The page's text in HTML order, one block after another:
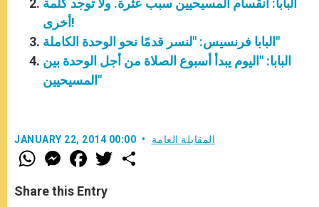
البابا: انقسام المسيحيين سبب عثرة. ولا توجد كلمة
أخرى!
البابا فرنسيس: "لنسر قدمًا نحو الوحدة الكاملة"
البابا: "اليوم يبدأ أسبوع الصلاة من أجل الوحدة بين
المسيحيين"
JANUARY 22, 2014 00:00 المقابلة العامة
W
h
t
s
M
e
s
e
F
a
e
b
w
Share this Entry